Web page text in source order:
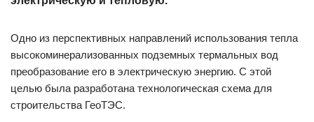
Одно из перспективных направлений использования тепла
высокоминерализованных подземных термальных вод
преобразование его в электрическую энергию. С этой
целью была разработана технологическая схема для
строительства ГеоТЭС.